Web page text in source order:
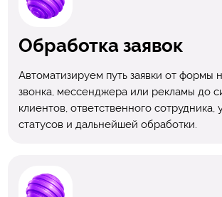
Обработка заявок
Автоматизируем путь заявки от формы
звонка, мессенджера или рекламы до
клиентов, ответственного
статусов и дальнейшей обработки.